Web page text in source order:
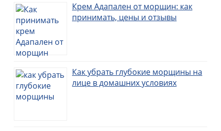
Крем Адапален от морщин: как
принимать, цены и отзывы
Как убрать глубокие морщины на
лице в домашних условиях